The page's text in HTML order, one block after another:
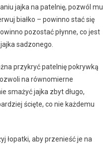
jajka na patelnię, pozwól mu
białko – powinno stać się
pozostać płynne, co jest
sadzonego.
przykryć patelnię pokrywką
na równomierne
smażyć jajka zbyt długo,
ścięte, co nie każdemu
łopatki, aby przenieść je na